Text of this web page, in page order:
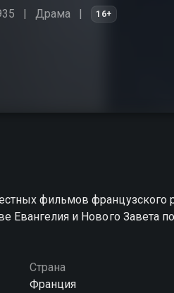
Драма 16+
фильмов
Евангелия и Нового Завета
Страна
Франция